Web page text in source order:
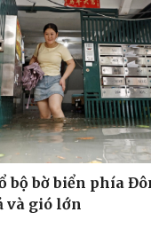
Tin Công
Trải
Chuyển
bộ bờ biển phía
và gió lớn